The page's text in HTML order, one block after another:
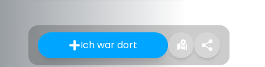
Ich war dort